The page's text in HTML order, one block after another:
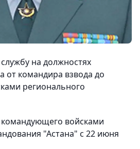
на должностях
от командира взвода до
регионального
войсками
"Астана" с 22 июня